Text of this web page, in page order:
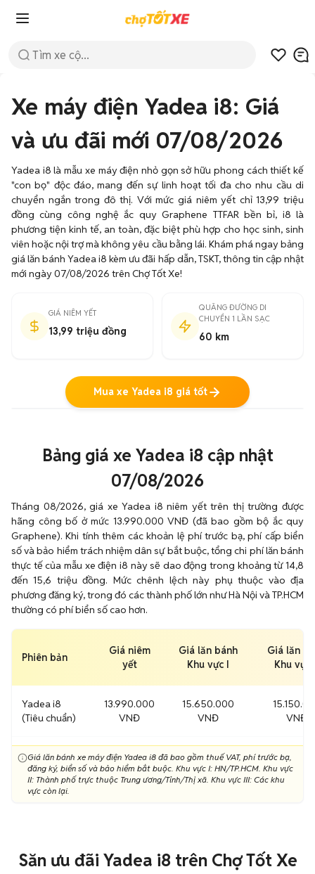
Xe máy điện Yadea i8: Giá
và ưu đãi mới 07/08/2026
Yadea i8 là mẫu xe máy điện nhỏ gọn sở hữu phong cách thiết kế
"con bọ" độc đáo, mang đến sự linh hoạt tối đa cho nhu cầu di
chuyển ngắn trong đô thị. Với mức giá niêm yết chỉ 13,99 triệu
đồng cùng công nghệ ắc quy Graphene TTFAR bền bỉ, i8 là
phương tiện kinh tế, an toàn, đặc biệt phù hợp cho học sinh, sinh
viên hoặc nội trợ mà không yêu cầu bằng lái. Khám phá ngay bảng
giá lăn bánh Yadea i8 kèm ưu đãi hấp dẫn, TSKT, thông tin cập nhật
mới ngày 07/08/2026 trên Chợ Tốt Xe!
GIÁ NIÊM YẾT
13,99 triệu đồng
QUÃNG ĐƯỜNG DI
CHUYỂN 1 LẦN SẠC
60 km
Mua xe Yadea i8 giá tốt
Bảng giá xe Yadea i8 cập nhật
07/08/2026
Tháng 08/2026, giá xe Yadea i8 niêm yết trên thị trường được
hãng công bố ở mức 13.990.000 VNĐ (đã bao gồm bộ ắc quy
Graphene). Khi tính thêm các khoản lệ phí trước bạ, phí cấp biển
số và bảo hiểm trách nhiệm dân sự bắt buộc, tổng chi phí lăn bánh
thực tế của mẫu xe điện i8 này sẽ dao động trong khoảng từ 14,8
đến 15,6 triệu đồng. Mức chênh lệch này phụ thuộc vào địa
phương đăng ký, trong đó các thành phố lớn như Hà Nội và TP.HCM
thường có phí biển số cao hơn.
Phiên bản
Giá niêm
yết
Giá lăn bánh
Khu vực I
Giá lăn
Khu vực
Yadea i8
(Tiêu chuẩn)
13.990.000
VNĐ
15.650.000
VNĐ
VNĐ
Giá lăn bánh xe máy điện Yadea i8 đã bao gồm thuế VAT, phí trước bạ,
đăng ký, biển số và bảo hiểm bắt buộc. Khu vực I: HN/TP.HCM. Khu vực
II: Thành phố trực thuộc Trung ương/Tỉnh/Thị xã. Khu vực III: Các khu
vực còn lại.
Săn ưu đãi Yadea i8 trên Chợ Tốt Xe